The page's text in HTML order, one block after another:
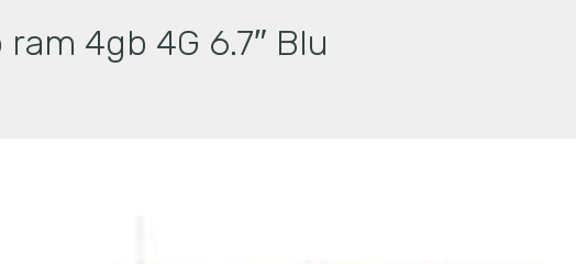
4gb 4G 6.7″ Blu